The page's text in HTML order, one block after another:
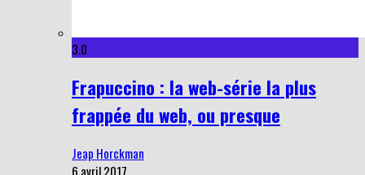
3.0
Frapuccino : la web-série la plus
frappée du web, ou presque
Jeap Horckman
6 avril 2017